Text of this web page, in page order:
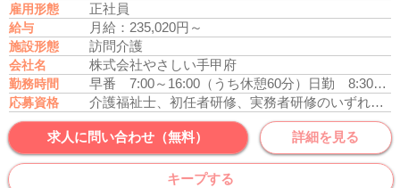
雇用形態 正社員
給与 月給：235,020円～
施設形態 訪問介護
会社名 株式会社やさしい手甲府
勤務時間 早番 7:00～16:00（うち休憩60分） 日勤 8:30～17:30（うち休憩60分）
応募資格 介護福祉士、初任者研修、実務者研修のいずれかの資格をお持ちの方
求人に問い合わせ（無料） 詳細を見る
キープする